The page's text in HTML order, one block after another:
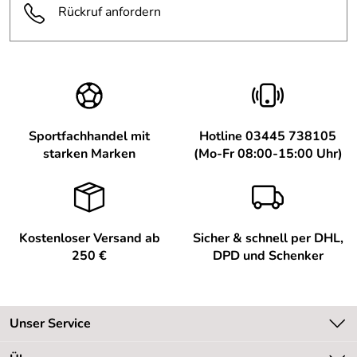
sports.deRückruf anfordern
Sportfachhandel mit
starken Marken
Hotline 03445 738105
(Mo-Fr 08:00-15:00 Uhr)
Kostenloser Versand ab
250 €
Sicher & schnell per DHL,
DPD und Schenker
Unser Service